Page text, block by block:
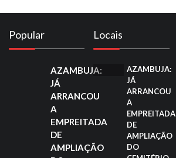
Popular
AZAMBUJA:
JÁ
ARRANCOU
A
EMPREITADA
DE
AMPLIAÇÃO
Locais
AZAMBUJA:
JÁ
ARRANCOU
A
EMPREITADA
DE
AMPLIAÇÃO
DO